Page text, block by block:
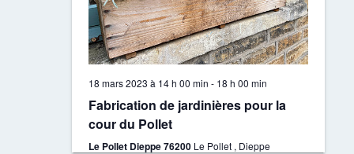
18 mars 2023 à 14 h 00 min - 18 h 00 min
Fabrication de jardinières pour la
cour du Pollet
Le Pollet Dieppe 76200 Le Pollet , Dieppe